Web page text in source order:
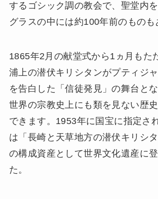
するゴシック調の教会で、聖堂内
グラスの中には約100年前のものも
1865年2月の献堂式から1ヵ月もた
浦上の潜伏キリシタンがプティジ
を告白した「信徒発見」の舞台とな
世界の宗教史上にも類を見ない歴
できます。1953年に国宝に指定さ
は「長崎と天草地方の潜伏キリシタ
の構成資産として世界文化遺産に
た。